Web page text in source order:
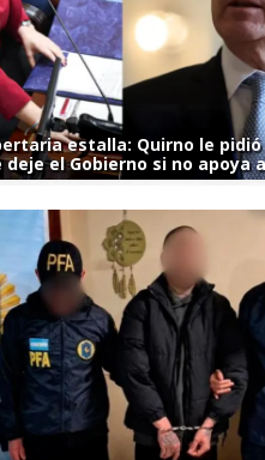
estalla: Quirno le pidió
el Gobierno si no apoya